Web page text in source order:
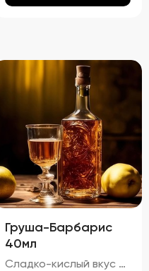
Груша-Барбарис
40мл
Сладко-кислый вкус с преобладанием ноток груши и барбариса, с легкой горчинкой черного чая и карамельным оттенком тростникового сахара. Запах: Яркий аромат груши и барбариса с тонкими нотками черного чая. процент спирта в настойке "Груша-Барбарис" составляет приблизительно 29,74%.